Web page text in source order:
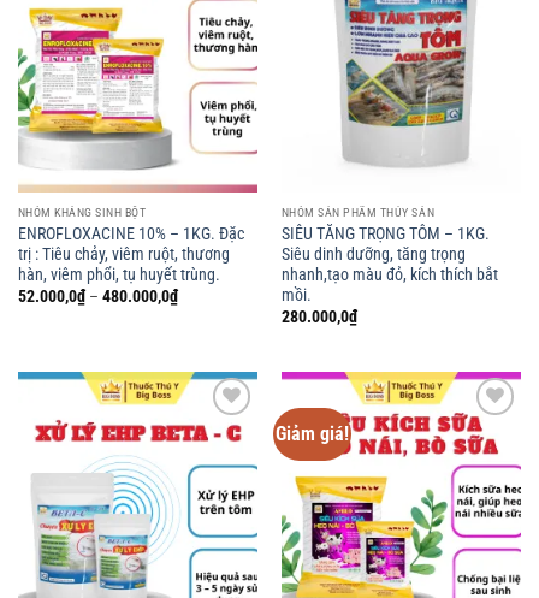
NHÓM KHÁNG SINH BỘT
ENROFLOXACINE 10% – 1KG. Đặc
trị : Tiêu chảy, viêm ruột, thương
hàn, viêm phổi, tụ huyết trùng.
52.000,0₫ – 480.000,0₫Khoảng
giá:
480.000,0₫
NHÓM SẢN PHẨM THỦY SẢN
SIÊU TĂNG TRỌNG TÔM – 1KG.
Siêu dinh dưỡng, tăng trọng
nhanh,tạo màu đỏ, kích thích bắt
mồi.
280.000,0₫
Add to
Giảm giá!
Add to
wishlist